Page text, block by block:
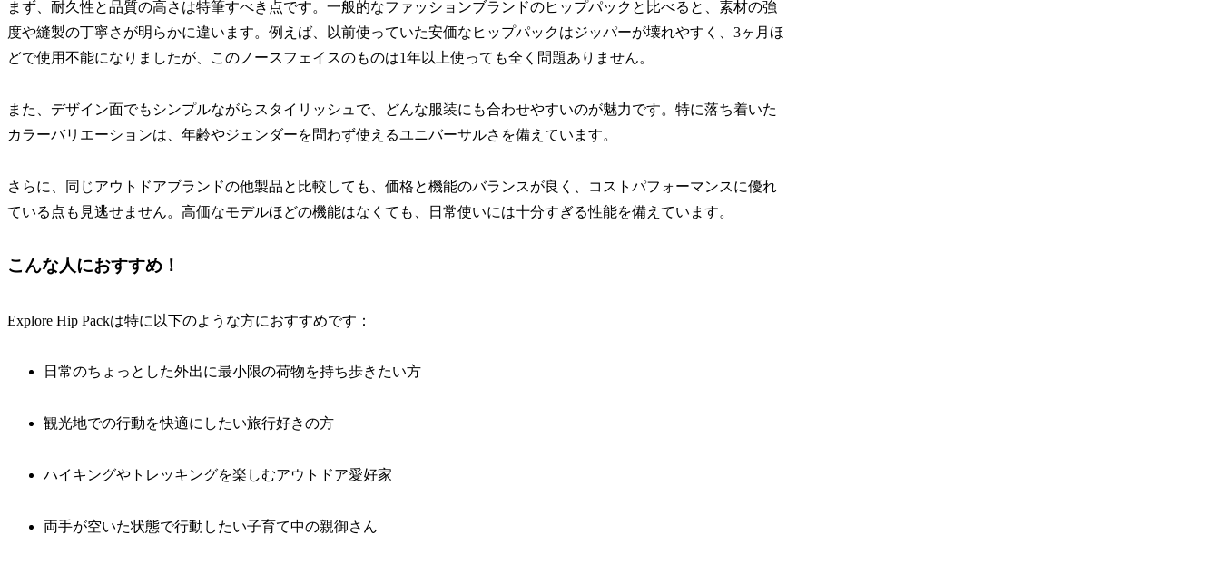
まず、耐久性と品質の高さは特筆すべき点です。一般的なファッションブランドのヒップパックと比べると、素材の強
度や縫製の丁寧さが明らかに違います。例えば、以前使っていた安価なヒップパックはジッパーが壊れやすく、3ヶ月ほ
どで使用不能になりましたが、このノースフェイスのものは1年以上使っても全く問題ありません。
また、デザイン面でもシンプルながらスタイリッシュで、どんな服装にも合わせやすいのが魅力です。特に落ち着いた
カラーバリエーションは、年齢やジェンダーを問わず使えるユニバーサルさを備えています。
さらに、同じアウトドアブランドの他製品と比較しても、価格と機能のバランスが良く、コストパフォーマンスに優れ
ている点も見逃せません。高価なモデルほどの機能はなくても、日常使いには十分すぎる性能を備えています。
こんな人におすすめ！
Explore Hip Packは特に以下のような方におすすめです：
日常のちょっとした外出に最小限の荷物を持ち歩きたい方
観光地での行動を快適にしたい旅行好きの方
ハイキングやトレッキングを楽しむアウトドア愛好家
両手が空いた状態で行動したい子育て中の親御さん